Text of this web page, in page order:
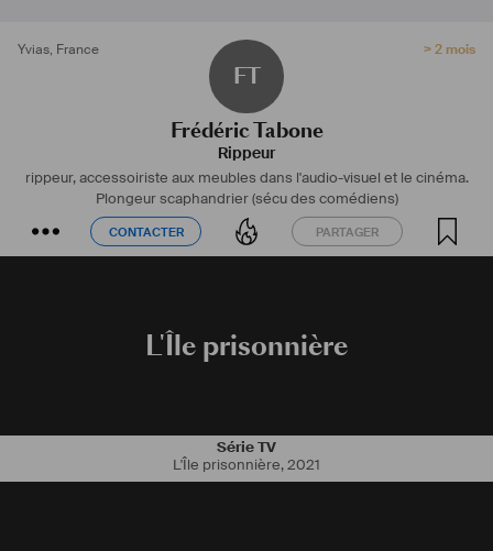
Yvias, France
FT
> 2 mois
Frédéric Tabone
Rippeur
rippeur, accessoiriste aux meubles dans l'audio-visuel et le cinéma.
Plongeur scaphandrier (sécu des comédiens)
CONTACTER PARTAGER
CONTACTER PARTAGER
L'Île prisonnière
Série TV
L'Île prisonnière,2021